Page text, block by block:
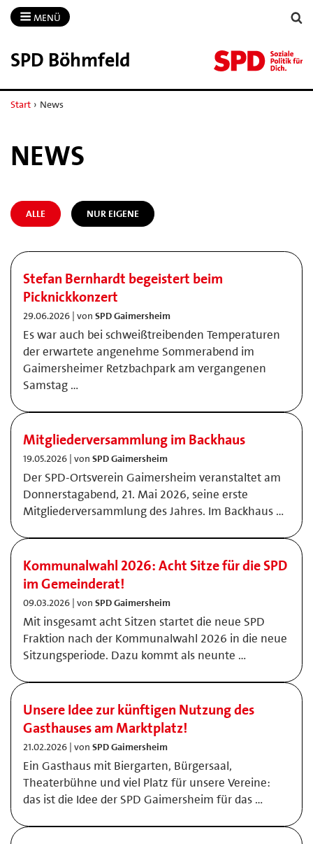
MENÜ
SPD Böhmfeld
Start › News
NEWS
ALLE NUR EIGENE
Stefan Bernhardt begeistert beim
Picknickkonzert
29.06.2026 | von SPD Gaimersheim
Es war auch bei schweißtreibenden Temperaturen
der erwartete angenehme Sommerabend im
Gaimersheimer Retzbachpark am vergangenen
Samstag …
Mitgliederversammlung im Backhaus
19.05.2026 | von SPD Gaimersheim
Der SPD-Ortsverein Gaimersheim veranstaltet am
Donnerstagabend, 21. Mai 2026, seine erste
Mitgliederversammlung des Jahres. Im Backhaus …
Kommunalwahl 2026: Acht Sitze für die SPD
im Gemeinderat!
09.03.2026 | von SPD Gaimersheim
Mit insgesamt acht Sitzen startet die neue SPD
Fraktion nach der Kommunalwahl 2026 in die neue
Sitzungsperiode. Dazu kommt als neunte …
Unsere Idee zur künftigen Nutzung des
Gasthauses am Marktplatz!
21.02.2026 | von SPD Gaimersheim
Ein Gasthaus mit Biergarten, Bürgersaal,
Theaterbühne und viel Platz für unsere Vereine:
das ist die Idee der SPD Gaimersheim für das …